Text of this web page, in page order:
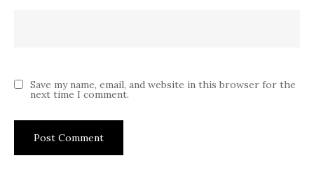
Save my name, email, and website in this browser for the
next time I comment.